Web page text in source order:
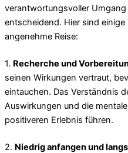
verantwortungsvoller
entscheidend. Hier sind
angenehme Reise:
1. Recherche und
seinen Wirkungen vertraut,
eintauchen. Das Verständnis
Auswirkungen und die
positiveren Erlebnis führen.
2. Niedrig anfangen und